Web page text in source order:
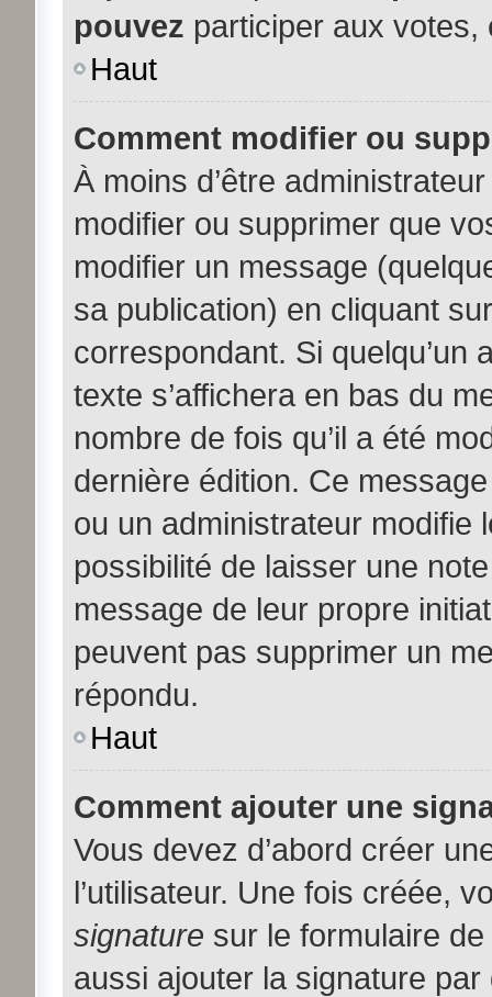
pouvez participer aux votes,
Haut
Comment modifier ou
À moins d’être
modifier ou supprimer que
modifier un message
sa publication) en cliquant
correspondant. Si quelqu’un
texte s’affichera en bas du
nombre de fois qu’il a été
dernière édition. Ce
ou un administrateur modifie
possibilité de laisser une
message de leur propre
peuvent pas supprimer un
répondu.
Haut
Comment ajouter une
Vous devez d’abord créer
l’utilisateur. Une fois créée,
signature sur le formulaire
aussi ajouter la signature